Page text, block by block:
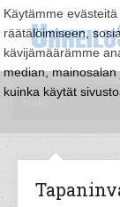
Käytämme
räätälöimiseen,
kävijämäärämme
median, mainosalan
kuinka käytät